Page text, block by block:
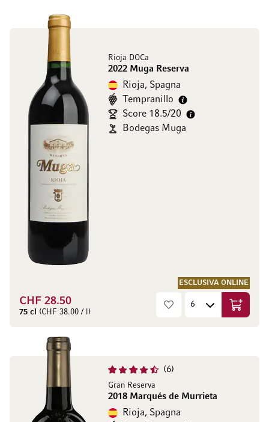
Rioja DOCa
2022 Muga Reserva
Rioja, Spagna
Tempranillo
Score 18.5/20
Bodegas Muga
ESCLUSIVA ONLINE
CHF 28.50
75 cl (CHF 38.00 / l)
6
Gran Reserva
2018 Marqués de Murrieta
Rioja, Spagna